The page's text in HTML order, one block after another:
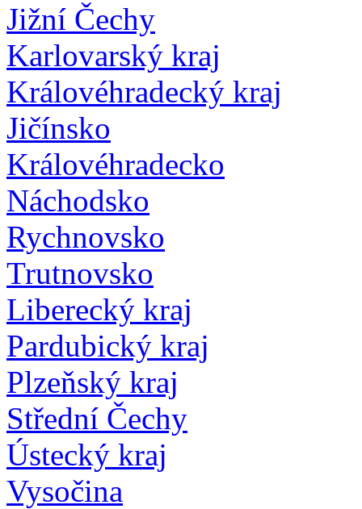
Jižní Čechy
Karlovarský kraj
Královéhradecký kraj
Jičínsko
Královéhradecko
Náchodsko
Rychnovsko
Trutnovsko
Liberecký kraj
Pardubický kraj
Plzeňský kraj
Střední Čechy
Ústecký kraj
Vysočina